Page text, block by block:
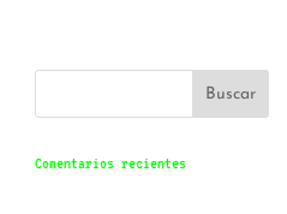
Comentarios recientes